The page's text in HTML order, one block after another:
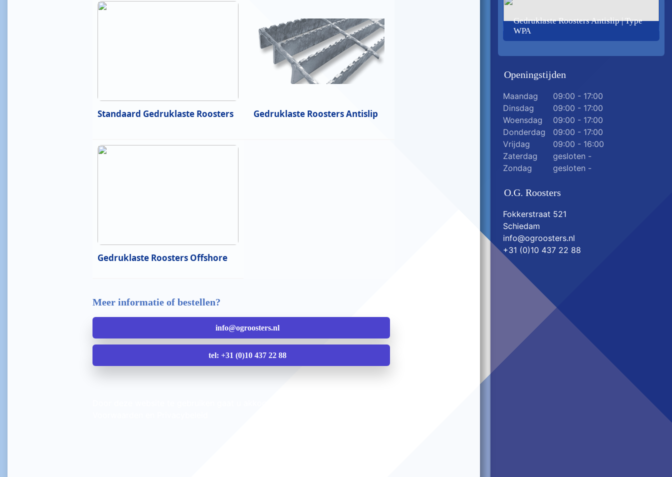
Standaard Gedruklaste Roosters Gedruklaste Roosters Antislip
Gedruklaste Roosters Offshore
Meer informatie of bestellen?
info@ogroosters.nl
tel: +31 (0)10 437 22 88
Gedruklaste Roosters Antislip | Type
WPA
Openingstijden
Maandag
09:00 - 17:00
Dinsdag
09:00 - 17:00
Woensdag
09:00 - 17:00
Donderdag
09:00 - 17:00
Vrijdag
09:00 - 16:00
Zaterdag
gesloten -
Zondag
gesloten -
O.G. Roosters
Fokkerstraat 521
Schiedam
info@ogroosters.nl
+31 (0)10 437 22 88